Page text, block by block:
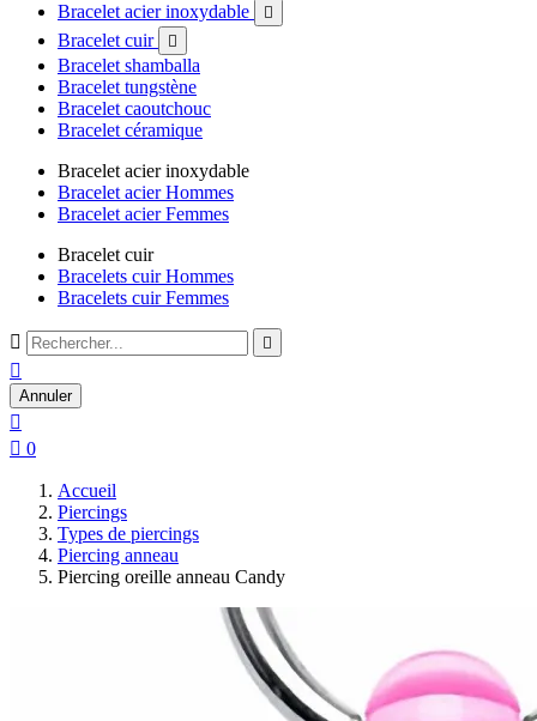
Bracelet acier inoxydable

Bracelet cuir 
Bracelet shamballa
Bracelet tungstène
Bracelet caoutchouc
Bracelet céramique
Bracelet acier inoxydable
Bracelet acier Hommes
Bracelet acier Femmes
Bracelet cuir
Bracelets cuir Hommes
Bracelets cuir Femmes
 

Annuler

 0
Accueil
Piercings
Types de piercings
Piercing anneau
Piercing oreille anneau Candy